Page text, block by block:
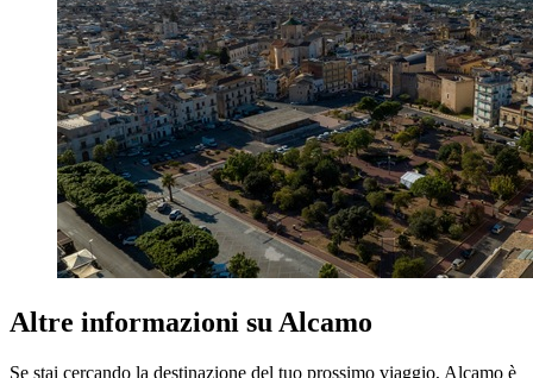
Altre informazioni su Alcamo
Se stai cercando la destinazione del tuo prossimo viaggio, Alcamo è